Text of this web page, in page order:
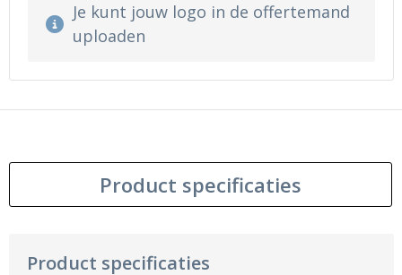
Je kunt jouw logo in de offertemand
uploaden
Product specificaties
Product specificaties